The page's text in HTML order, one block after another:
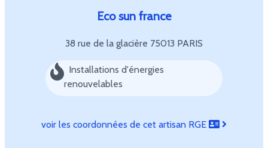
Eco sun france
38 rue de la glacière 75013 PARIS
Installations d'énergies
renouvelables
voir les coordonnées de cet artisan RGE